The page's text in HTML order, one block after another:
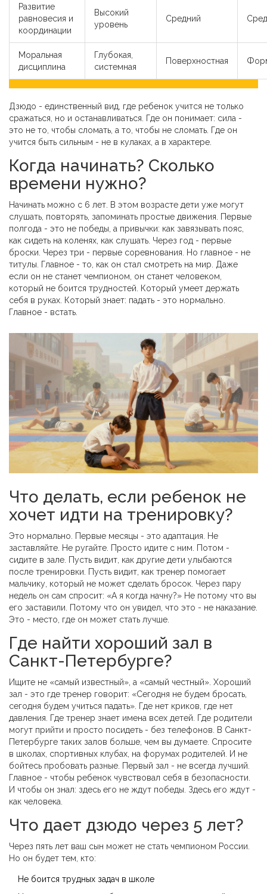
Развитие
равновесия и
координации
Высокий
уровень
Средний
Моральная
дисциплина
Глубокая,
системная
Поверхностная
Дзюдо - единственный вид, где ребенок учится не только
сражаться, но и останавливаться. Где он понимает: сила -
это не то, чтобы сломать, а то, чтобы не сломать. Где он
учится быть сильным - не в кулаках, а в характере.
Когда начинать? Сколько
времени нужно?
Начинать можно с 6 лет. В этом возрасте дети уже могут
слушать, повторять, запоминать простые движения. Первые
полгода - это не победы, а привычки: как завязывать пояс,
как сидеть на коленях, как слушать. Через год - первые
броски. Через три - первые соревнования. Но главное - не
титулы. Главное - то, как он стал смотреть на мир. Даже
если он не станет чемпионом, он станет человеком,
который не боится трудностей. Который умеет держать
себя в руках. Который знает: падать - это нормально.
Главное - встать.
Что делать, если ребенок не
хочет идти на тренировку?
Это нормально. Первые месяцы - это адаптация. Не
заставляйте. Не ругайте. Просто идите с ним. Потом -
сидите в зале. Пусть видит, как другие дети улыбаются
после тренировки. Пусть видит, как тренер помогает
мальчику, который не может сделать бросок. Через пару
недель он сам спросит: «А я когда начну?» Не потому что вы
его заставили. Потому что он увидел, что это - не наказание.
Это - место, где он может стать лучше.
Где найти хороший зал в
Санкт-Петербурге?
Ищите не «самый известный», а «самый честный». Хороший
зал - это где тренер говорит: «Сегодня не будем бросать,
сегодня будем учиться падать». Где нет криков, где нет
давления. Где тренер знает имена всех детей. Где родители
могут прийти и просто посидеть - без телефонов. В Санкт-
Петербурге таких залов больше, чем вы думаете. Спросите
в школах, спортивных клубах, на форумах родителей. И не
бойтесь пробовать разные. Первый зал - не всегда лучший.
Главное - чтобы ребенок чувствовал себя в безопасности.
И чтобы он знал: здесь его не ждут победы. Здесь его ждут -
как человека.
Что дает дзюдо через 5 лет?
Через пять лет ваш сын может не стать чемпионом России.
Но он будет тем, кто:
Не боится трудных задач в школе